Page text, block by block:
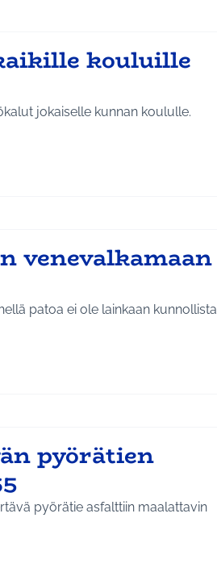
kouluille
jokaiselle kunnan koululle.
ja nuoret
venevalkamaan
patoa ei ole lainkaan kunnollista
pyörätien
pyörätie asfalttiin maalattavin